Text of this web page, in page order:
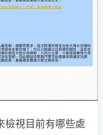
檢視目前有哪些處